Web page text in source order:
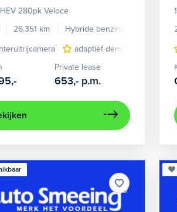
280pk Veloce
26.351 km Hybride benzine
Automaat
adaptief demping systeem
Private lease
653,- p.m.